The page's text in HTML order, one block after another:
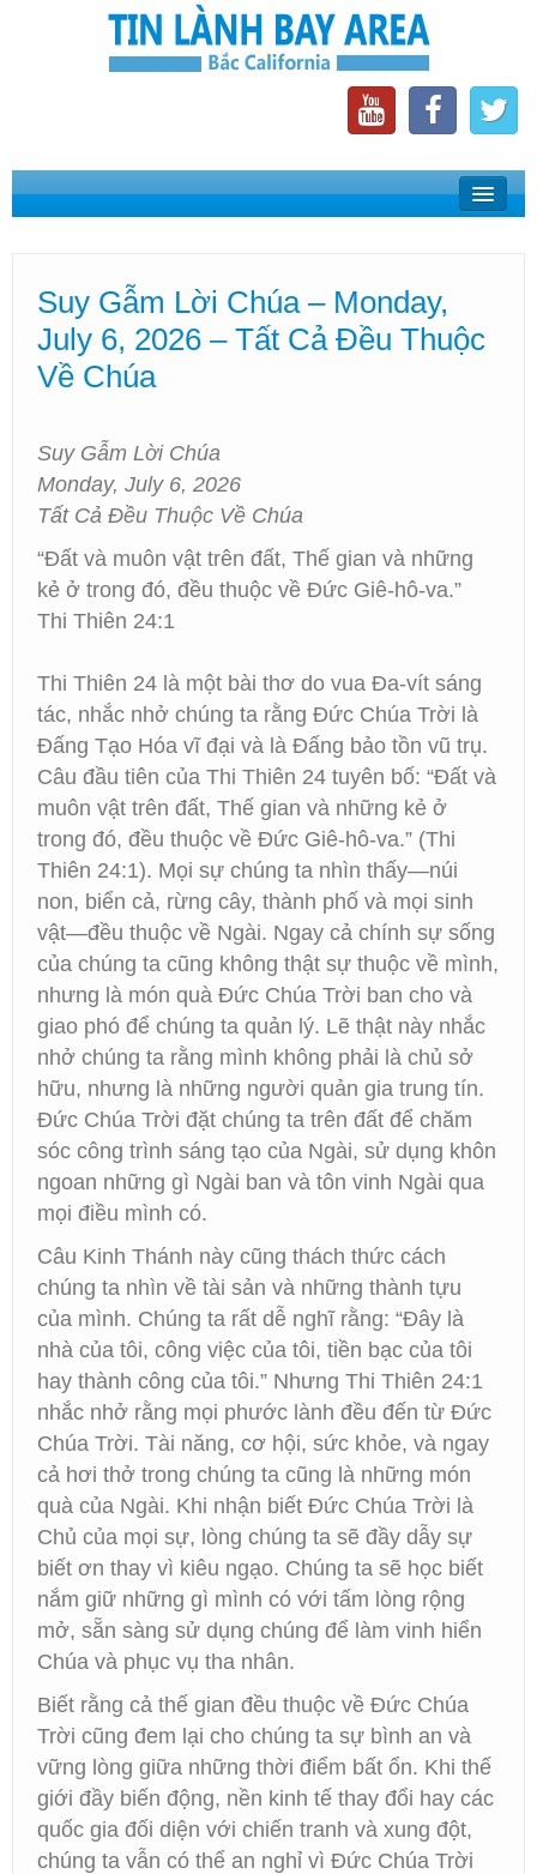
Home
Phát Thanh Tin Lành Bay Area
Các Hội Thánh Bắc California
Suy Gẫm Lời Chúa – Monday,
July 6, 2026 – Tất Cả Đều Thuộc
Về Chúa
Suy Gẫm Lời Chúa
Monday, July 6, 2026
Tất Cả Đều Thuộc Về Chúa
“Đất và muôn vật trên đất, Thế gian và những
kẻ ở trong đó, đều thuộc về Đức Giê-hô-va.”
Thi Thiên 24:1
Thi Thiên 24 là một bài thơ do vua Đa-vít sáng
tác, nhắc nhở chúng ta rằng Đức Chúa Trời là
Đấng Tạo Hóa vĩ đại và là Đấng bảo tồn vũ trụ.
Câu đầu tiên của Thi Thiên 24 tuyên bố: “Đất và
muôn vật trên đất, Thế gian và những kẻ ở
trong đó, đều thuộc về Đức Giê-hô-va.” (Thi
Thiên 24:1). Mọi sự chúng ta nhìn thấy—núi
non, biển cả, rừng cây, thành phố và mọi sinh
vật—đều thuộc về Ngài. Ngay cả chính sự sống
của chúng ta cũng không thật sự thuộc về mình,
nhưng là món quà Đức Chúa Trời ban cho và
giao phó để chúng ta quản lý. Lẽ thật này nhắc
nhở chúng ta rằng mình không phải là chủ sở
hữu, nhưng là những người quản gia trung tín.
Đức Chúa Trời đặt chúng ta trên đất để chăm
sóc công trình sáng tạo của Ngài, sử dụng khôn
ngoan những gì Ngài ban và tôn vinh Ngài qua
mọi điều mình có.
Câu Kinh Thánh này cũng thách thức cách
chúng ta nhìn về tài sản và những thành tựu
của mình. Chúng ta rất dễ nghĩ rằng: “Đây là
nhà của tôi, công việc của tôi, tiền bạc của tôi
hay thành công của tôi.” Nhưng Thi Thiên 24:1
nhắc nhở rằng mọi phước lành đều đến từ Đức
Chúa Trời. Tài năng, cơ hội, sức khỏe, và ngay
cả hơi thở trong chúng ta cũng là những món
quà của Ngài. Khi nhận biết Đức Chúa Trời là
Chủ của mọi sự, lòng chúng ta sẽ đầy dẫy sự
biết ơn thay vì kiêu ngạo. Chúng ta sẽ học biết
nắm giữ những gì mình có với tấm lòng rộng
mở, sẵn sàng sử dụng chúng để làm vinh hiển
Chúa và phục vụ tha nhân.
Biết rằng cả thế gian đều thuộc về Đức Chúa
Trời cũng đem lại cho chúng ta sự bình an và
vững lòng giữa những thời điểm bất ổn. Khi thế
giới đầy biến động, nền kinh tế thay đổi hay các
quốc gia đối diện với chiến tranh và xung đột,
chúng ta vẫn có thể an nghỉ vì Đức Chúa Trời